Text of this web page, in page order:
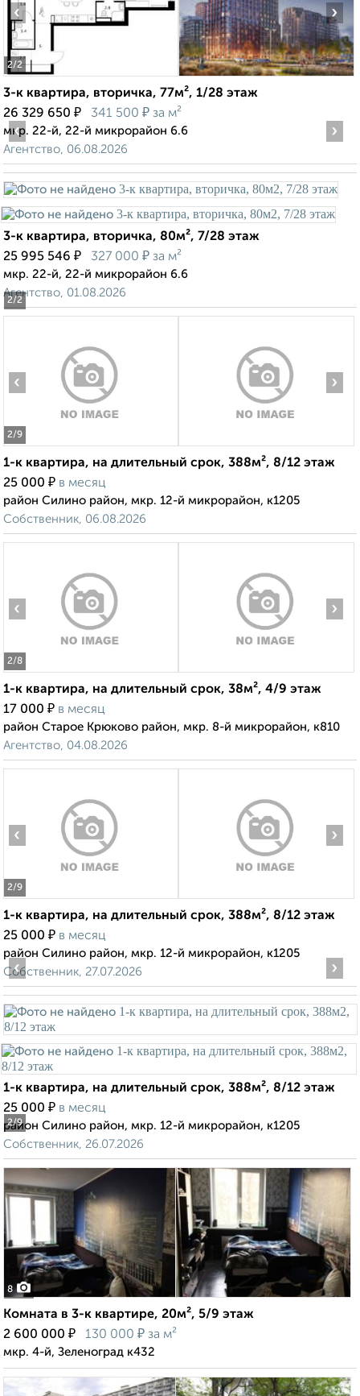
2/2
‹ ›
3-к квартира, вторичка, 77м², 1/28 этаж
26 329 650 ₽ 341 500 ₽ за м²
мкр. 22-й, 22-й микрорайон 6.6
Агентство, 06.08.2026
2/2
‹ ›
3-к квартира, вторичка, 80м², 7/28 этаж
25 995 546 ₽ 327 000 ₽ за м²
мкр. 22-й, 22-й микрорайон 6.6
Агентство, 01.08.2026
2/9
‹ ›
1-к квартира, на длительный срок, 388м², 8/12 этаж
25 000 ₽ в месяц
район Силино район, мкр. 12-й микрорайон, к1205
Собственник, 06.08.2026
2/8
‹ ›
1-к квартира, на длительный срок, 38м², 4/9 этаж
17 000 ₽ в месяц
район Старое Крюково район, мкр. 8-й микрорайон, к810
Агентство, 04.08.2026
2/9
‹ ›
1-к квартира, на длительный срок, 388м², 8/12 этаж
25 000 ₽ в месяц
район Силино район, мкр. 12-й микрорайон, к1205
Собственник, 27.07.2026
2/9
‹ ›
1-к квартира, на длительный срок, 388м², 8/12 этаж
25 000 ₽ в месяц
район Силино район, мкр. 12-й микрорайон, к1205
Собственник, 26.07.2026
8
Комната в 3-к квартире, 20м², 5/9 этаж
2 600 000 ₽ 130 000 ₽ за м²
мкр. 4-й, Зеленоград к432